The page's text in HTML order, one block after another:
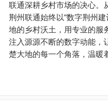
联通深耕乡村市场的决心。
荆州联通始终以“数字荆州
地的乡村沃土，用专业的服
注入源源不断的数字动能，
楚大地的每一个角落，温暖